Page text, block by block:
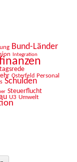
Bund-Länder
Integration
Osterfeld Personal
Schulden
Steuerflucht
U3 Umwelt